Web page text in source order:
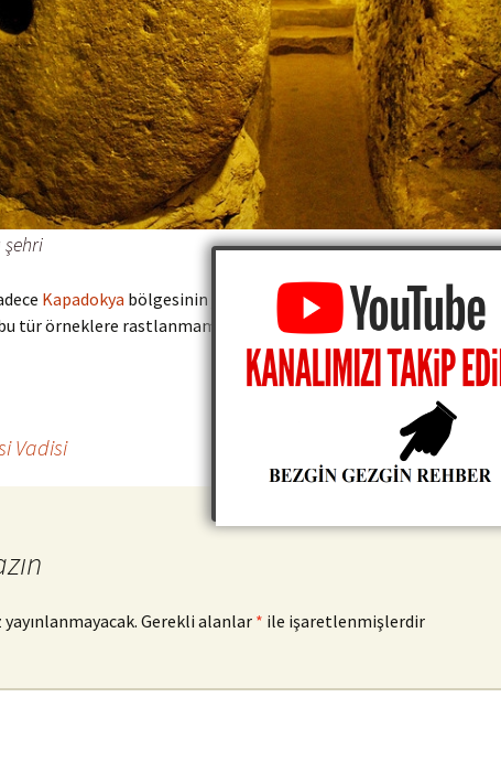
şehri
Kapadokya bölgesinin jeolojik oluşumlarına özgü yapılar olup;
tür örneklere rastlanmamaktadır.
Vadisi Mehmet Şakir Paşa Medresesi
Gerekli alanlar * ile işaretlenmişlerdir